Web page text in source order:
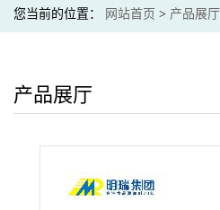
您当前的位置： 网站首页 > 产品展厅
产品展厅